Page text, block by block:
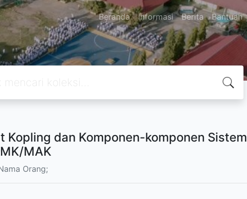
Beranda Informasi Berita Bantuan
Kopling dan Komponen-komponen Sistem
MAK
Orang;